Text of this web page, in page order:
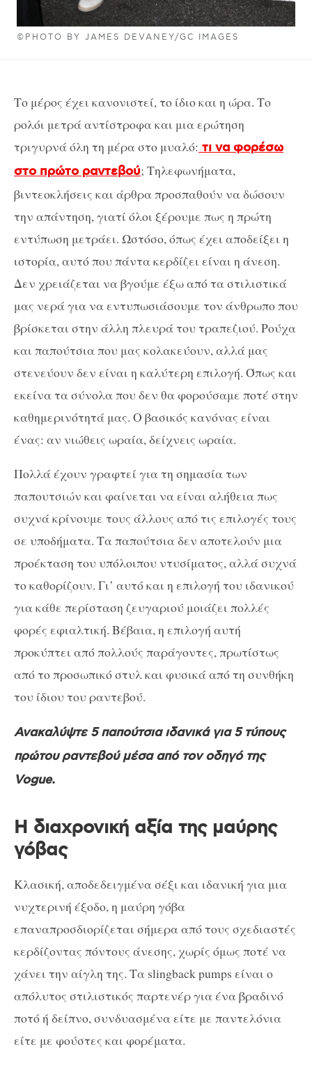
©PHOTO BY JAMES DEVANEY/GC IMAGES
Το μέρος έχει κανονιστεί, το ίδιο και η ώρα. Το
ρολόι μετρά αντίστροφα και μια ερώτηση
τριγυρνά όλη τη μέρα στο μυαλό: τι να φορέσω
στο πρώτο ραντεβού; Τηλεφωνήματα,
βιντεοκλήσεις και άρθρα προσπαθούν να δώσουν
την απάντηση, γιατί όλοι ξέρουμε πως η πρώτη
εντύπωση μετράει. Ωστόσο, όπως έχει αποδείξει η
ιστορία, αυτό που πάντα κερδίζει είναι η άνεση.
Δεν χρειάζεται να βγούμε έξω από τα στιλιστικά
μας νερά για να εντυπωσιάσουμε τον άνθρωπο που
βρίσκεται στην άλλη πλευρά του τραπεζιού. Ρούχα
και παπούτσια που μας κολακεύουν, αλλά μας
στενεύουν δεν είναι η καλύτερη επιλογή. Όπως και
εκείνα τα σύνολα που δεν θα φορούσαμε ποτέ στην
καθημερινότητά μας. Ο βασικός κανόνας είναι
ένας: αν νιώθεις ωραία, δείχνεις ωραία.
Πολλά έχουν γραφτεί για τη σημασία των
παπουτσιών και φαίνεται να είναι αλήθεια πως
συχνά κρίνουμε τους άλλους από τις επιλογές τους
σε υποδήματα. Τα παπούτσια δεν αποτελούν μια
προέκταση του υπόλοιπου ντυσίματος, αλλά συχνά
το καθορίζουν. Γι’ αυτό και η επιλογή του ιδανικού
για κάθε περίσταση ζευγαριού μοιάζει πολλές
φορές εφιαλτική. Βέβαια, η επιλογή αυτή
προκύπτει από πολλούς παράγοντες, πρωτίστως
από το προσωπικό στυλ και φυσικά από τη συνθήκη
του ίδιου του ραντεβού.
Ανακαλύψτε 5 παπούτσια ιδανικά για 5 τύπους
πρώτου ραντεβού μέσα από τον οδηγό της
Vogue.
Η διαχρονική αξία της μαύρης
γόβας
Κλασική, αποδεδειγμένα σέξι και ιδανική για μια
νυχτερινή έξοδο, η μαύρη γόβα
επαναπροσδιορίζεται σήμερα από τους σχεδιαστές
κερδίζοντας πόντους άνεσης, χωρίς όμως ποτέ να
χάνει την αίγλη της. Τα slingback pumps είναι ο
απόλυτος στιλιστικός παρτενέρ για ένα βραδινό
ποτό ή δείπνο, συνδυασμένα είτε με παντελόνια
είτε με φούστες και φορέματα.